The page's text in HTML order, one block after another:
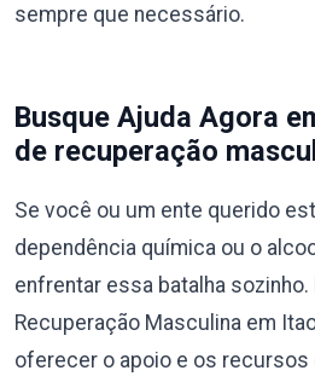
sempre que necessário.
Busque Ajuda Agora
de recuperação
Se você ou um ente querido
dependência química ou o
enfrentar essa batalha sozinho.
Recuperação Masculina em
oferecer o apoio e os